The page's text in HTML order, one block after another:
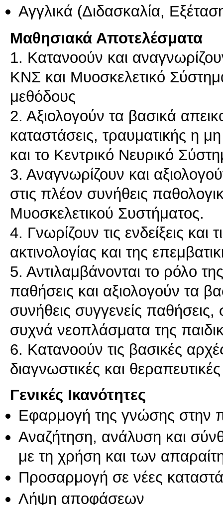
Αγγλικά (Διδασκαλία,
Μαθησιακά Αποτελέσματα
1. Κατανοούν και
ΚΝΣ και Μυοσκελετικό
μεθόδους
2. Αξιολογούν τα βασικά
καταστάσεις, τραυματικής η
και το Κεντρικό Νευρικό
3. Αναγνωρίζουν και
στις πλέον συνήθεις
Μυοσκελετικού Συστήματος.
4. Γνωρίζουν τις ενδείξεις και
ακτινολογίας και της
5. Αντιλαμβάνονται το ρόλο
παθήσεις και αξιολογούν τα
συνήθεις συγγενείς
συχνά νεοπλάσματα της
6. Κατανοούν τις βασικές
Γενικές Ικανότητες
Εφαρμογή της γνώσης στην
Αναζήτηση, ανάλυση και
με τη χρήση και των
Προσαρμογή σε νέες
Λήψη αποφάσεων